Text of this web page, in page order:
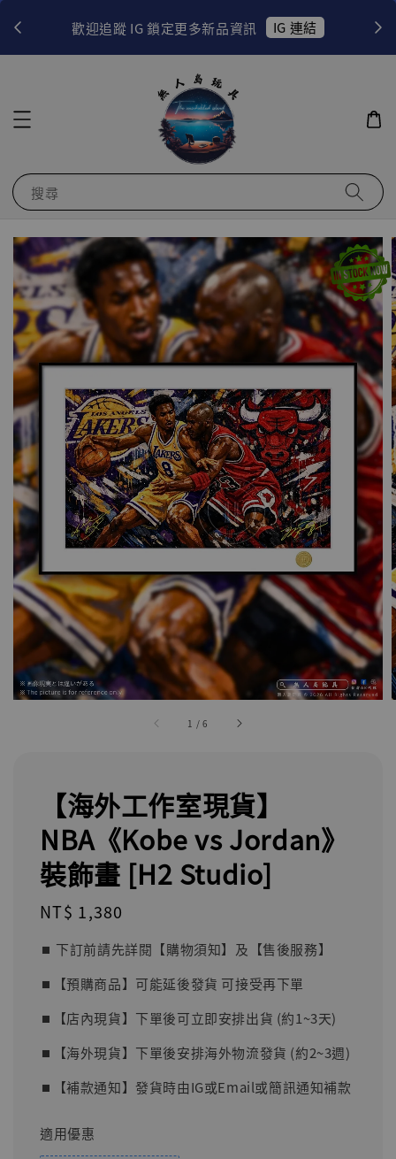
歡迎追蹤 IG 鎖定更多新品資訊 IG 連結
搜尋
1 /6
【海外工作室現貨】
NBA《Kobe vs Jordan》
裝飾畫 [H2 Studio]
Regular
NT$ 1,380
⏹︎ 下訂前請先詳閱【購物須知】及【售後服務】
⏹︎【預購商品】可能延後發貨 可接受再下單
⏹︎【店內現貨】下單後可立即安排出貨 (約1~3天)
⏹︎【海外現貨】下單後安排海外物流發貨 (約2~3週)
⏹︎【補款通知】發貨時由IG或Email或簡訊通知補款
適用優惠